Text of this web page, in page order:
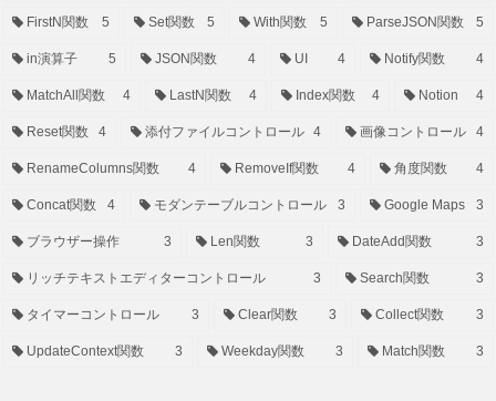
FirstN関数 5 Set関数 5 With関数 5 ParseJSON関数 5
in演算子 5 JSON関数 4 UI 4 Notify関数 4
MatchAll関数 4 LastN関数 4 Index関数 4 Notion 4
Reset関数 4 添付ファイルコントロール 4 画像コントロール 4
RenameColumns関数 4 RemoveIf関数 4 角度関数 4
Concat関数 4 モダンテーブルコントロール 3 Google Maps 3
ブラウザー操作 3 Len関数 3 DateAdd関数 3
リッチテキストエディターコントロール 3 Search関数 3
タイマーコントロール 3 Clear関数 3 Collect関数 3
UpdateContext関数 3 Weekday関数 3 Match関数 3